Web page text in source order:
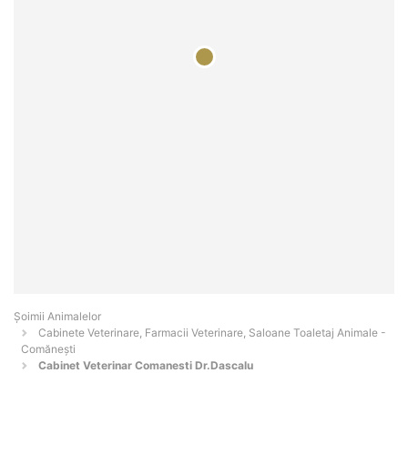
Şoimii Animalelor
Cabinete Veterinare, Farmacii Veterinare, Saloane Toaletaj Animale -
Comăneşti
Cabinet Veterinar Comanesti Dr.Dascalu